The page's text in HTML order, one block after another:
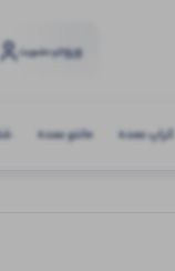
ورودو عضویت
کراپ عمده مانتو عمده